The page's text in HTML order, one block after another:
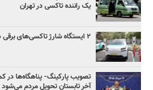
یک راننده تاکسی در تهران
۲ ایستگاه شارژ تاکسی‌های برقی در آستانه بهره‌برداری
آخر تابستان تحویل مردم می‌شود